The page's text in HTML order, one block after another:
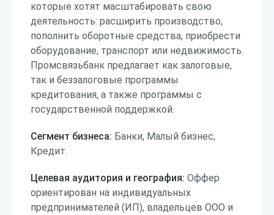
которые хотят масштабировать свою
деятельность: расширить производство,
пополнить оборотные средства, приобрести
оборудование, транспорт или недвижимость.
Промсвязьбанк предлагает как залоговые,
так и беззалоговые программы
кредитования, а также программы с
государственной поддержкой.
Сегмент бизнеса: Банки, Малый бизнес,
Кредит.
Целевая аудитория и география: Оффер
ориентирован на индивидуальных
предпринимателей (ИП), владельцев ООО и